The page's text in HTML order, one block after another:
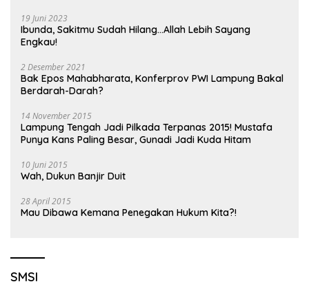
19 Juni 2023
Ibunda, Sakitmu Sudah Hilang…Allah Lebih Sayang
Engkau!
2 Desember 2021
Bak Epos Mahabharata, Konferprov PWI Lampung Bakal
Berdarah-Darah?
14 November 2015
Lampung Tengah Jadi Pilkada Terpanas 2015! Mustafa
Punya Kans Paling Besar, Gunadi Jadi Kuda Hitam
10 Juni 2015
Wah, Dukun Banjir Duit
28 April 2015
Mau Dibawa Kemana Penegakan Hukum Kita?!
SMSI